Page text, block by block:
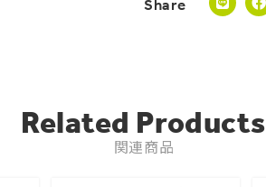
Related Products
関連商品